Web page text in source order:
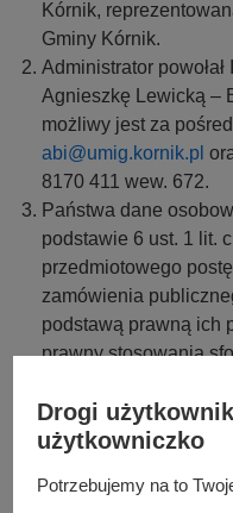
Kórnik,
Gminy Kórnik.
Administrator
Agnieszkę Lewicką –
możliwy jest za
abi@umig.kornik.pl
8170 411 wew. 672.
Państwa dane
podstawie 6 ust. 1 lit.
przedmiotowego
zamówienia
podstawą prawną ich
prawny stosowania
Zamawiającym.
Odbiorcami Państwa
dokumentacja
Drogi
użytkowniczko
Potrzebujemy na to